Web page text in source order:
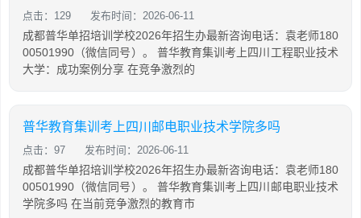
点击：129 发布时间：2026-06-11
成都普华单招培训学校2026年招生办最新咨询电话：袁老师180
00501990（微信同号）。 普华教育集训考上四川工程职业技术
大学：成功案例分享 在竞争激烈的
普华教育集训考上四川邮电职业技术学院多吗
点击：97 发布时间：2026-06-11
成都普华单招培训学校2026年招生办最新咨询电话：袁老师180
00501990（微信同号）。 普华教育集训考上四川邮电职业技术
学院多吗 在当前竞争激烈的教育市